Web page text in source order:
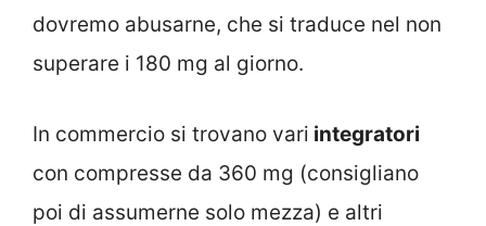
dovremo abusarne, che si traduce nel non
superare i 180 mg al giorno.
In commercio si trovano vari integratori
con compresse da 360 mg (consigliano
poi di assumerne solo mezza) e altri